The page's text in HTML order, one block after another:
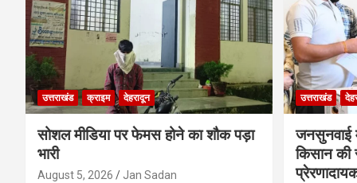
उत्तराखंड क्राइम देहरादून
सोशल मीडिया पर फेमस होने का शौक पड़ा
भारी
August 5, 2026 Jan Sadan
उत्तराखंड
जनसुनवाई
किसान की